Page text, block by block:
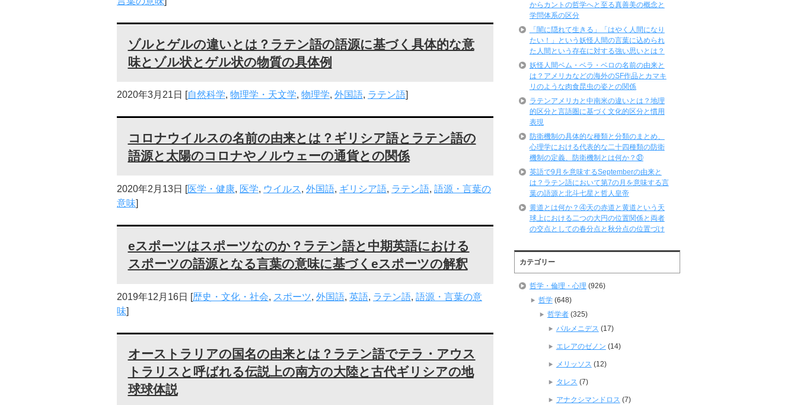
ゾルとゲルの違いとは？ラテン語の語源に基づく具体的な意
味とゾル状とゲル状の物質の具体例
2020年3月21日 [自然科学, 物理学・天文学, 物理学, 外国語, ラテン語]
コロナウイルスの名前の由来とは？ギリシア語とラテン語の
語源と太陽のコロナやノルウェーの通貨との関係
2020年2月13日 [医学・健康, 医学, ウイルス, 外国語, ギリシア語, ラテン語, 語源・言葉の
意味]
eスポーツはスポーツなのか？ラテン語と中期英語における
スポーツの語源となる言葉の意味に基づくeスポーツの解釈
2019年12月16日 [歴史・文化・社会, スポーツ, 外国語, 英語, ラテン語, 語源・言葉の意
味]
オーストラリアの国名の由来とは？ラテン語でテラ・アウス
トラリスと呼ばれる伝説上の南方の大陸と古代ギリシアの地
球球体説
からカントの哲学へと至る真善美の概念と
学問体系の区分
「闇に隠れて生きる」「はやく人間になり
たい！」という妖怪人間の言葉に込められ
た人間という存在に対する強い思いとは？
妖怪人間ベム・ベラ・ベロの名前の由来と
は？アメリカなどの海外のSF作品とカマキ
リのような肉食昆虫の姿との関係
ラテンアメリカと中南米の違いとは？地理
的区分と言語圏に基づく文化的区分と慣用
表現
防衛機制の具体的な種類と分類のまとめ、
心理学における代表的な二十四種類の防衛
機制の定義、防衛機制とは何か？㉛
英語で9月を意味するSeptemberの由来と
は？ラテン語において第7の月を意味する言
葉の語源と北斗七星と哲人皇帝
黄道とは何か？④天の赤道と黄道という天
球上における二つの大円の位置関係と両者
の交点としての春分点と秋分点の位置づけ
カテゴリー
哲学・倫理・心理 (926)
哲学(648)
哲学者(325)
パルメニデス (17)
エレアのゼノン (14)
メリッソス (12)
タレス (7)
アナクシマンドロス (7)